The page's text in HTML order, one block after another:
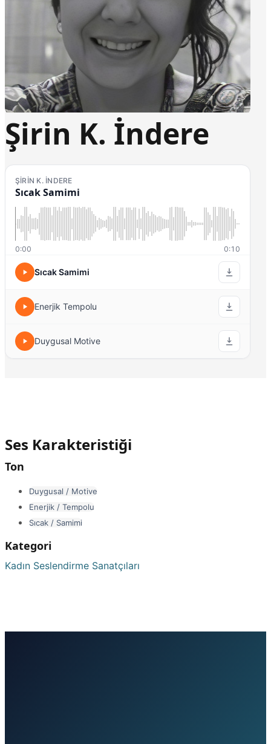
Şirin K. İndere
ŞIRIN K. İNDERE
Sıcak Samimi
0:00 0:10
Sıcak Samimi
Enerjik Tempolu
Duygusal Motive
Ses Karakteristiği
Ton
Duygusal / Motive
Enerjik / Tempolu
Sıcak / Samimi
Kategori
Kadın Seslendirme Sanatçıları